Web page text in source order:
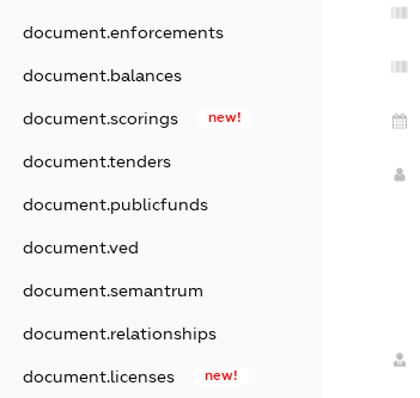
document.enforcements
document.balances
document.scorings new!
document.tenders
document.publicfunds
document.ved
document.semantrum
document.relationships
document.licenses new!